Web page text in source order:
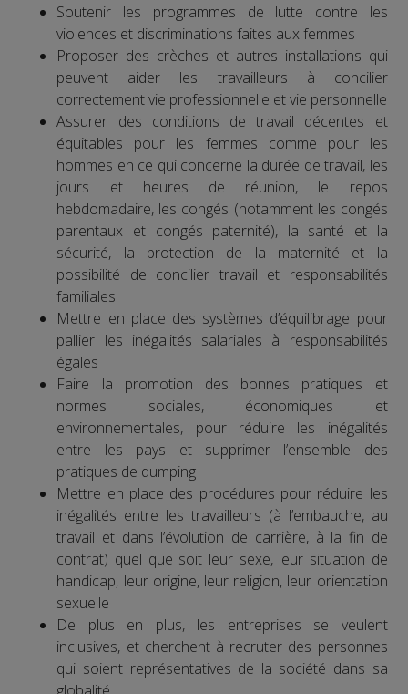
Soutenir les programmes de lutte contre les
violences et discriminations faites aux femmes
Proposer des crèches et autres installations qui
peuvent aider les travailleurs à concilier
correctement vie professionnelle et vie personnelle
Assurer des conditions de travail décentes et
équitables pour les femmes comme pour les
hommes en ce qui concerne la durée de travail, les
jours et heures de réunion, le repos
hebdomadaire, les congés (notamment les congés
parentaux et congés paternité), la santé et la
sécurité, la protection de la maternité et la
possibilité de concilier travail et responsabilités
familiales
Mettre en place des systèmes d’équilibrage pour
pallier les inégalités salariales à responsabilités
égales
Faire la promotion des bonnes pratiques et
normes sociales, économiques et
environnementales, pour réduire les inégalités
entre les pays et supprimer l’ensemble des
pratiques de dumping
Mettre en place des procédures pour réduire les
inégalités entre les travailleurs (à l’embauche, au
travail et dans l’évolution de carrière, à la fin de
contrat) quel que soit leur sexe, leur situation de
handicap, leur origine, leur religion, leur orientation
sexuelle
De plus en plus, les entreprises se veulent
inclusives, et cherchent à recruter des personnes
qui soient représentatives de la société dans sa